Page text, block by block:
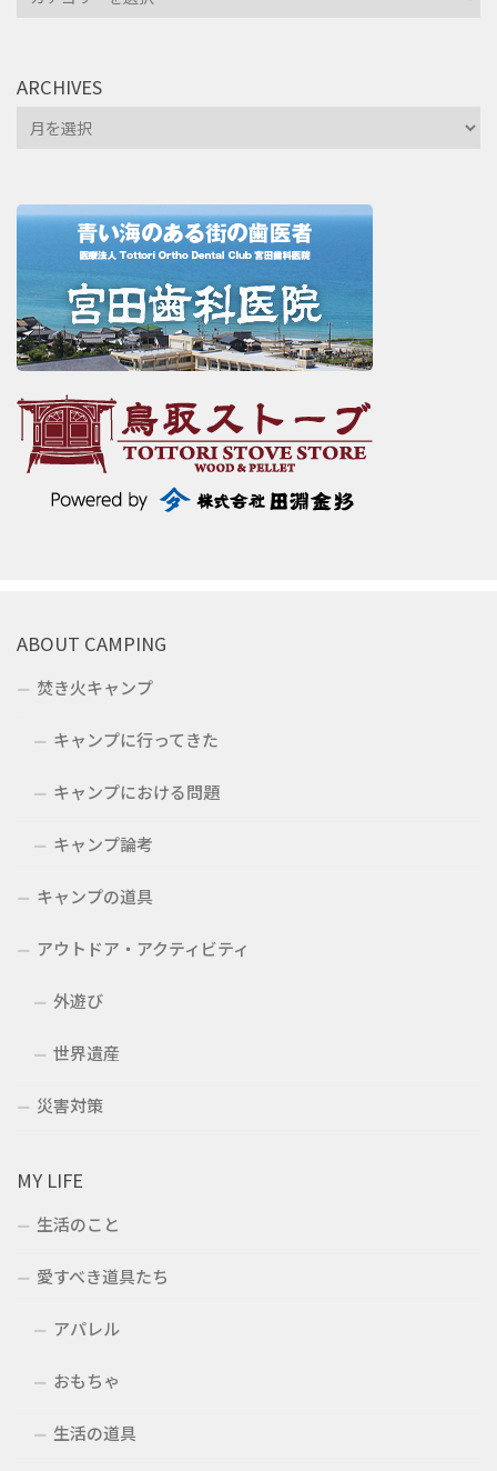
ARCHIVES
Archives
ABOUT CAMPING
焚き火キャンプ
キャンプに行ってきた
キャンプにおける問題
キャンプ論考
キャンプの道具
アウトドア・アクティビティ
外遊び
世界遺産
災害対策
MY LIFE
生活のこと
愛すべき道具たち
アパレル
おもちゃ
生活の道具